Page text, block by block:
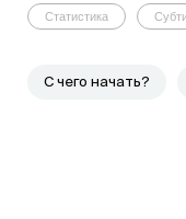
Статистика
C чего начать?